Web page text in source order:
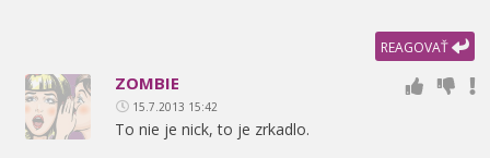
REAGOVAŤ
ZOMBIE
15.7.2013 15:42
To nie je nick, to je zrkadlo.